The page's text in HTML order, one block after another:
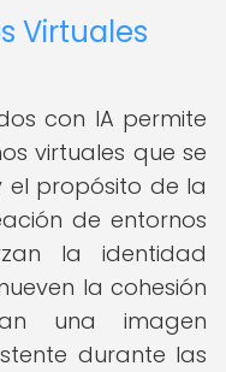
Virtuales
con IA permite
virtuales que se
propósito de la
de entornos
la identidad
la cohesión
una imagen
durante las